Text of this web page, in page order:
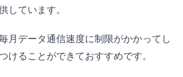
しています。
月データ通信速度に制限がかかってし
けることができておすすめです。